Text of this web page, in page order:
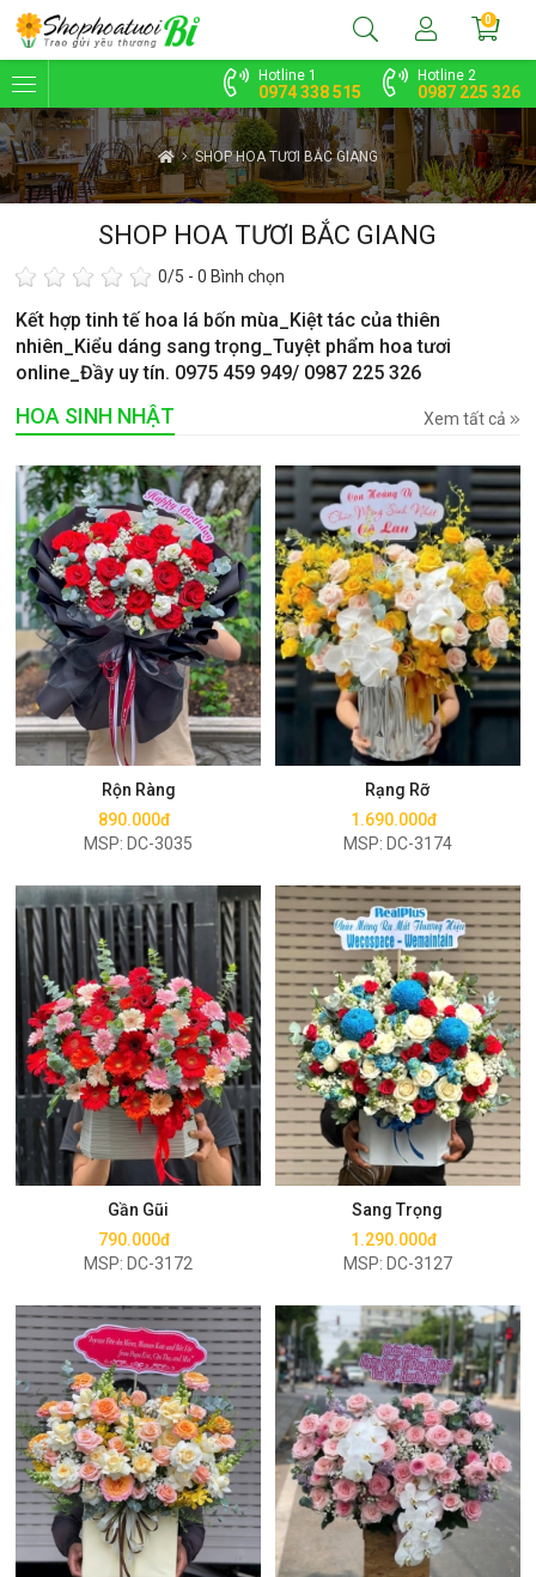
Hotline 1
0974 338 515
Hotline 2
0987 225 326
0
SHOP HOA TƯƠI BẮC GIANG
SHOP HOA TƯƠI BẮC GIANG
0/5 -0 Bình chọn
Kết hợp tinh tế hoa lá bốn mùa_Kiệt tác của thiên
nhiên_Kiểu dáng sang trọng_Tuyệt phẩm hoa tươi
online_Đầy uy tín. 0975 459 949/ 0987 225 326
HOA SINH NHẬT Xem tất cả
Rộn Ràng
890.000đ
MSP: DC-3035
Mua ngay
Rạng Rỡ
1.690.000đ
MSP: DC-3174
Mua ngay
Gần Gũi
790.000đ
MSP: DC-3172
Mua ngay
Sang Trọng
1.290.000đ
MSP: DC-3127
Mua ngay